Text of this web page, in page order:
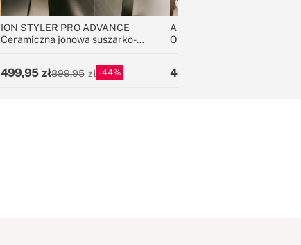
ION STYLER PRO ADVANCE
Ceramiczna jonowa suszarko-
499,95 899,95 44
AIR DRY CONNECT
Osuszacz powietrza z Wi-Fi
469,95